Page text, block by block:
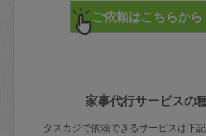
家事代行サービスの
タスカジで依頼できるサービスは下記